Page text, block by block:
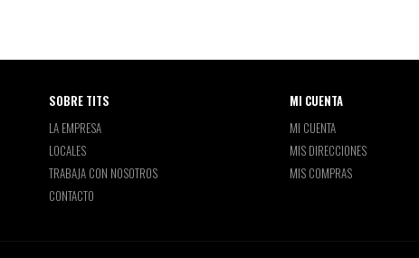
SOBRE TITS
LA EMPRESA
LOCALES
TRABAJA CON NOSOTROS
CONTACTO
MI CUENTA
MI CUENTA
MIS DIRECCIONES
MIS COMPRAS